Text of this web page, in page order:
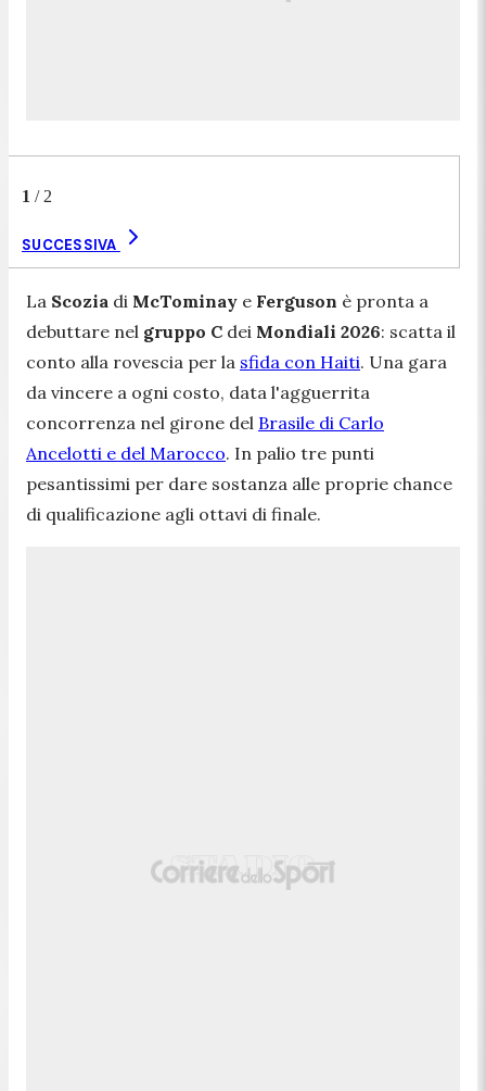
1 / 2
SUCCESSIVA
La Scozia di McTominay e Ferguson è pronta a
debuttare nel gruppo C dei Mondiali 2026: scatta il
conto alla rovescia per la sfida con Haiti. Una gara
da vincere a ogni costo, data l'agguerrita
concorrenza nel girone del Brasile di Carlo
Ancelotti e del Marocco. In palio tre punti
pesantissimi per dare sostanza alle proprie chance
di qualificazione agli ottavi di finale.